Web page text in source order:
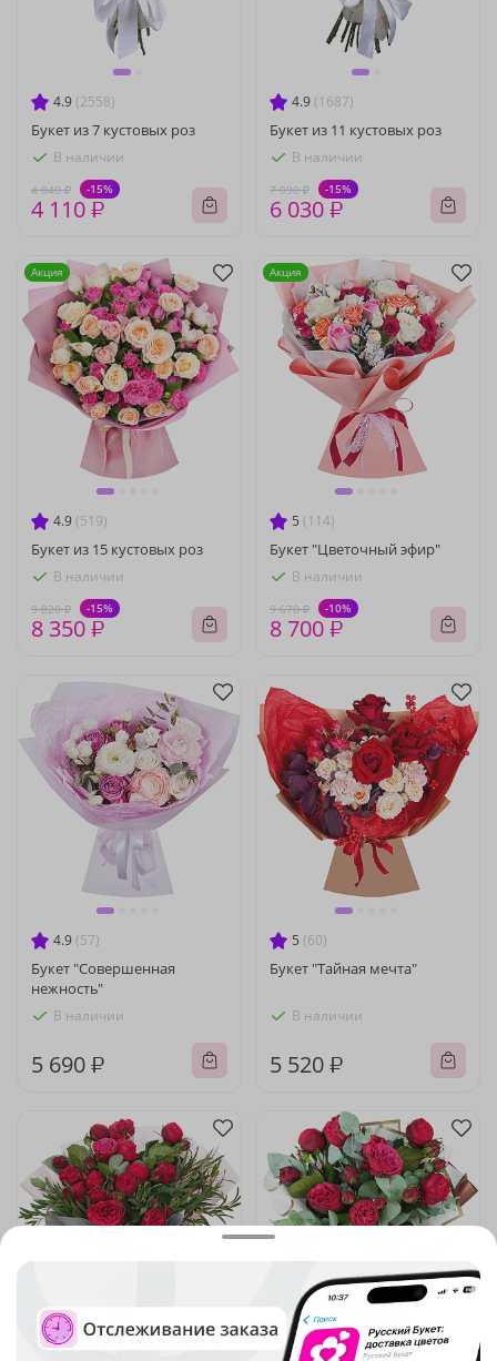
4.9 (2558)
Букет из 7 кустовых роз
В наличии
4 840 ₽ -15%
4 110 ₽
4.9 (1687)
Букет из 11 кустовых роз
В наличии
7 090 ₽ -15%
6 030 ₽
4.9 (519)
Букет из 15 кустовых роз
В наличии
9 820 ₽ -15%
8 350 ₽
Акция
5 (114)
Букет "Цветочный эфир"
В наличии
9 670 ₽ -10%
8 700 ₽
Акция
4.9 (57)
Букет "Совершенная
нежность"
В наличии
5 690 ₽
5 (60)
Букет "Тайная мечта"
В наличии
5 520 ₽